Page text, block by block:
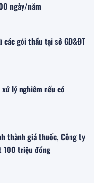
ngày/năm
các gói thầu tại sở GD&ĐT
lý nghiêm nếu có
thành giá thuốc, Công ty
100 triệu đồng